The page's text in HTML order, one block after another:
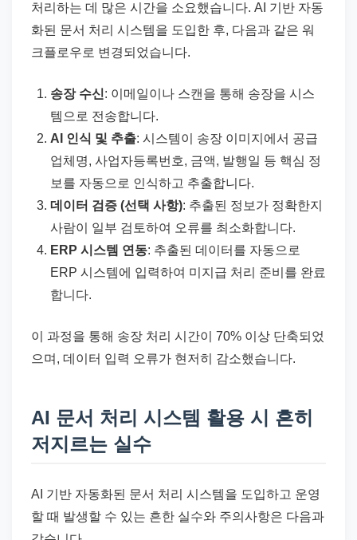
처리하는 데 많은 시간을 소요했습니다. AI 기반 자동
화된 문서 처리 시스템을 도입한 후, 다음과 같은 워
크플로우로 변경되었습니다.
송장 수신: 이메일이나 스캔을 통해 송장을 시스
템으로 전송합니다.
AI 인식 및 추출: 시스템이 송장 이미지에서 공급
업체명, 사업자등록번호, 금액, 발행일 등 핵심 정
보를 자동으로 인식하고 추출합니다.
데이터 검증 (선택 사항): 추출된 정보가 정확한지
사람이 일부 검토하여 오류를 최소화합니다.
ERP 시스템 연동: 추출된 데이터를 자동으로
ERP 시스템에 입력하여 미지급 처리 준비를 완료
합니다.
이 과정을 통해 송장 처리 시간이 70% 이상 단축되었
으며, 데이터 입력 오류가 현저히 감소했습니다.
AI 문서 처리 시스템 활용 시 흔히
저지르는 실수
AI 기반 자동화된 문서 처리 시스템을 도입하고 운영
할 때 발생할 수 있는 흔한 실수와 주의사항은 다음과